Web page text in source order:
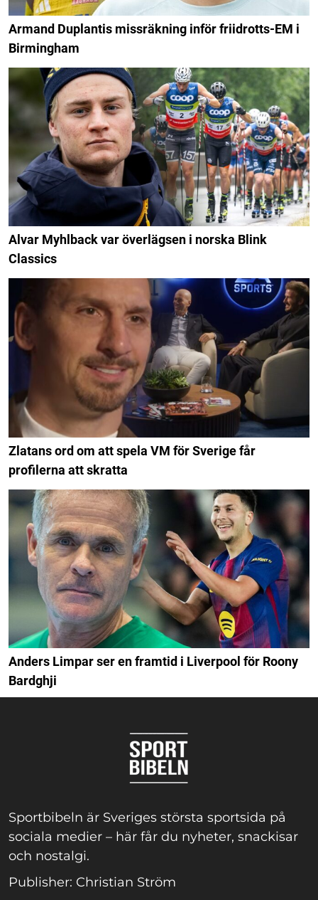
Armand Duplantis missräkning inför friidrotts-EM i
Birmingham
Alvar Myhlback var överlägsen i norska Blink
Classics
Zlatans ord om att spela VM för Sverige får
profilerna att skratta
Anders Limpar ser en framtid i Liverpool för Roony
Bardghji
Sportbibeln är Sveriges största sportsida på
sociala medier – här får du nyheter, snackisar
och nostalgi.
Publisher: Christian Ström